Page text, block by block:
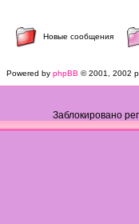
Новые сообщения
Powered by phpBB © 2001, 2002
Заблокировано